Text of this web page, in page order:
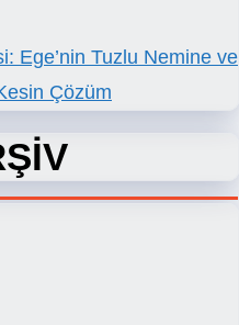
Ege’nin Tuzlu Nemine ve
Çözüm